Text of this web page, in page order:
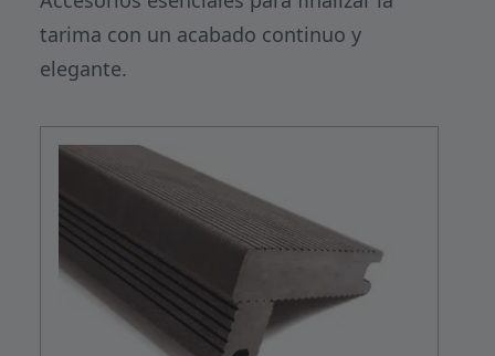
tarima con un acabado continuo y
elegante.